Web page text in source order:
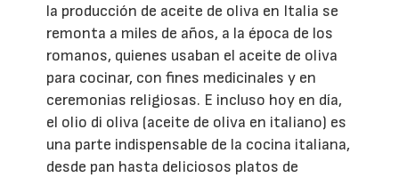
la producción de aceite de oliva en Italia se
remonta a miles de años, a la época de los
romanos, quienes usaban el aceite de oliva
para cocinar, con fines medicinales y en
ceremonias religiosas. E incluso hoy en día,
el olio di oliva (aceite de oliva en italiano) es
una parte indispensable de la cocina italiana,
desde pan hasta deliciosos platos de